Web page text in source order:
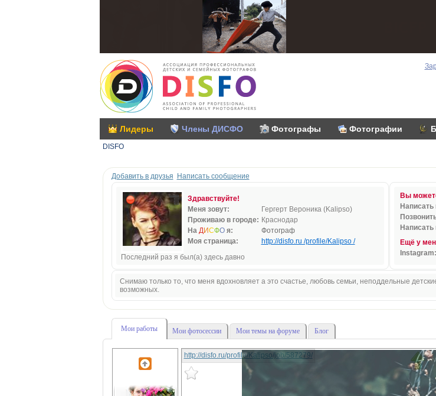
Лидеры Члены ДИСФО Фотографы Фотографии
DISFO
Добавить в друзья Написать сообщение
Здравствуйте!
Меня зовут:
Гергерт Вероника (Kalipso)
Проживаю в городе: Краснодар
На ДИСФОя:
Фотограф
Моя страница:
http://disfo.ru /profile/Kalipso /
Последний раз я был(а) здесь давно
Вы
Написать
Написать
Ещё у
Instagram:
Снимаю только то, что меня вдохновляет а это счастье, любовь семьи, неподдельные
возможных.
Мои работы Мои фотосессии Мои темы на форуме Блог
http://disfo.ru/profile/Kalipso/job/587279/